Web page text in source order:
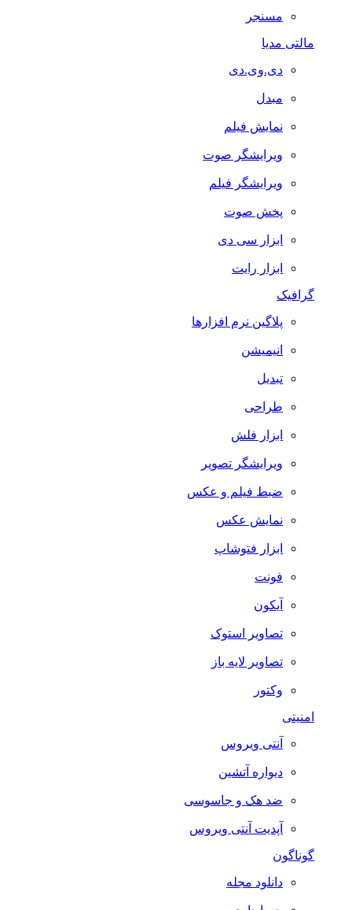
مسنجر
مالتی مدیا
دی.وی.دی
مبدل
نمایش فیلم
ویرایشگر صوت
ویرایشگر فیلم
پخش صوت
ابزار سی دی
ابزار رایت
گرافیک
پلاگین نرم افزارها
انیمیشن
تبدیل
طراحی
ابزار فلش
ویرایشگر تصویر
ضبط فيلم و عكس
نمایش عکس
ابزار فتوشاپ
فونت
آیکون
تصاویر استوک
تصاویر لایه باز
وکتور
امنیتی
آنتی ویروس
دیواره آتشین
ضد هک و جاسوسی
آپدیت آنتی ویروس
گوناگون
دانلود مجله